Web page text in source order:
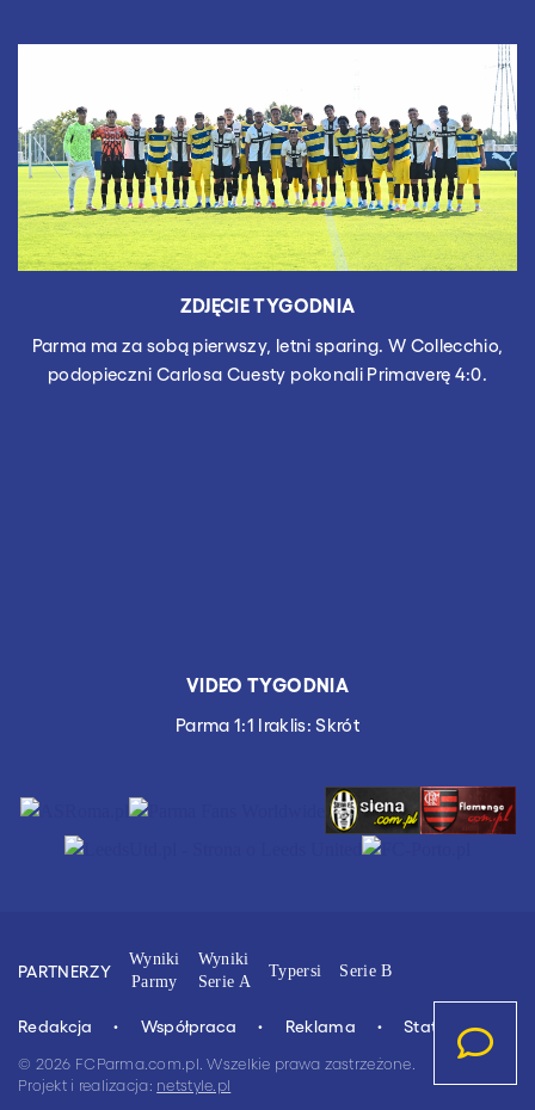
ZDJĘCIE TYGODNIA
Parma ma za sobą pierwszy, letni sparing. W Collecchio,
podopieczni Carlosa Cuesty pokonali Primaverę 4:0.
VIDEO TYGODNIA
Parma 1:1 Iraklis: Skrót
Redakcja Współpraca Reklama
Stat.4u.pl
© 2026 FCParma.com.pl. Wszelkie prawa zastrzeżone.
Projekt i realizacja: netstyle.pl
PARTNERZY
Wyniki
Parmy
Wyniki
Serie A
Typersi Serie B